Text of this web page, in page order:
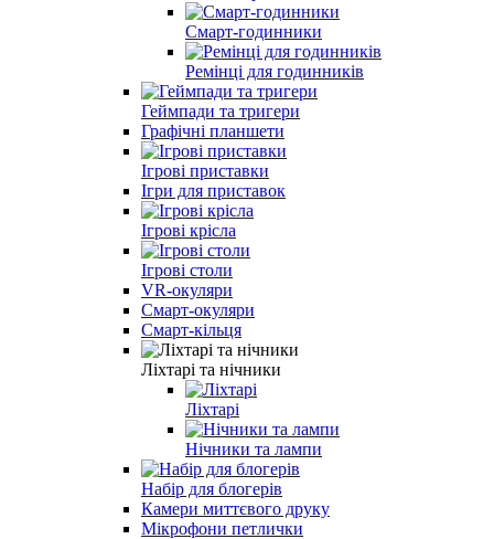
Смарт-годинники
Ремінці для годинників
Геймпади та тригери
Графічні планшети
Ігрові приставки
Ігри для приставок
Ігрові крісла
Ігрові столи
VR-окуляри
Смарт-окуляри
Смарт-кільця
Ліхтарі та нічники
Ліхтарі
Нічники та лампи
Набір для блогерів
Камери миттєвого друку
Мікрофони петлички